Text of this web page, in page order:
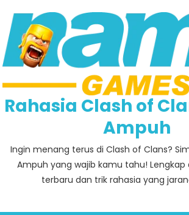
content
Rahasia Clash of
Ampuh
Ingin menang terus di Clash of Clans?
Ampuh yang wajib kamu tahu!
terbaru dan trik rahasia yang